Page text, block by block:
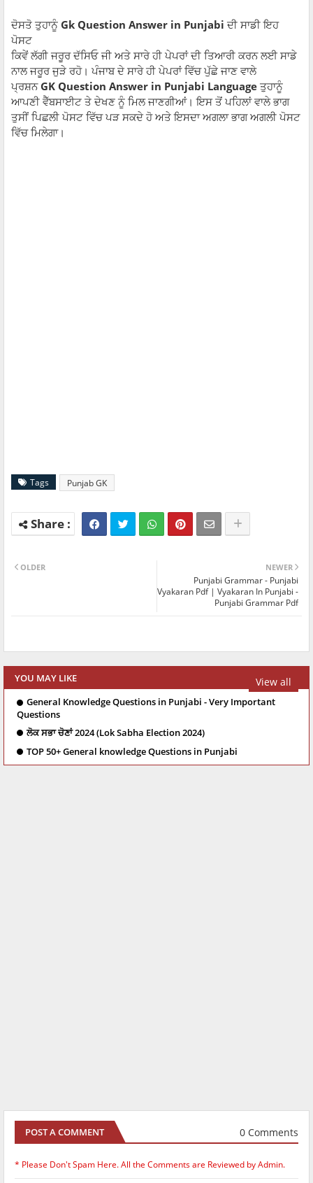
ਦੋਸਤੋ ਤੁਹਾਨੂੰ Gk Question Answer in Punjabi ਦੀ ਸਾਡੀ ਇਹ
ਪੋਸਟ
ਕਿਵੇਂ ਲੱਗੀ ਜਰੂਰ ਦੱਸਿਓ ਜੀ ਅਤੇ ਸਾਰੇ ਹੀ ਪੇਪਰਾਂ ਦੀ ਤਿਆਰੀ ਕਰਨ ਲਈ ਸਾਡੇ
ਨਾਲ ਜਰੂਰ ਜੁੜੇ ਰਹੋ। ਪੰਜਾਬ ਦੇ ਸਾਰੇ ਹੀ ਪੇਪਰਾਂ ਵਿੱਚ ਪੁੱਛੇ ਜਾਣ ਵਾਲੇ
ਪ੍ਰਸ਼ਨ GK Question Answer in Punjabi Language ਤੁਹਾਨੂੰ
ਆਪਣੀ ਵੈੱਬਸਾਈਟ ਤੇ ਦੇਖਣ ਨੂੰ ਮਿਲ ਜਾਣਗੀਆਂ। ਇਸ ਤੋਂ ਪਹਿਲਾਂ ਵਾਲੇ ਭਾਗ
ਤੁਸੀਂ ਪਿਛਲੀ ਪੋਸਟ ਵਿੱਚ ਪੜ ਸਕਦੇ ਹੋ ਅਤੇ ਇਸਦਾ ਅਗਲਾ ਭਾਗ ਅਗਲੀ ਪੋਸਟ
ਵਿੱਚ ਮਿਲੇਗਾ।
Tags Punjab GK
NEWER
Punjabi Grammar - Punjabi
Vyakaran Pdf | Vyakaran In Punjabi -
Punjabi Grammar Pdf
OLDER
YOU MAY LIKE View all
General Knowledge Questions in Punjabi - Very Important
Questions
ਲੋਕ ਸਭਾ ਚੋਣਾਂ 2024 (Lok Sabha Election 2024)
TOP 50+ General knowledge Questions in Punjabi
POST A COMMENT 0 Comments
* Please Don't Spam Here. All the Comments are Reviewed by Admin.